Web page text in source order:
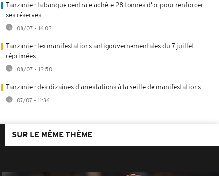
Tanzanie : la banque centrale achète 28 tonnes d'or pour renforcer
ses réserves
08/07 - 16:02
Tanzanie : les manifestations antigouvernementales du 7 juillet
réprimées
08/07 - 12:50
Tanzanie : des dizaines d'arrestations à la veille de manifestations
07/07 - 11:36
SUR LE MÊME THÈME